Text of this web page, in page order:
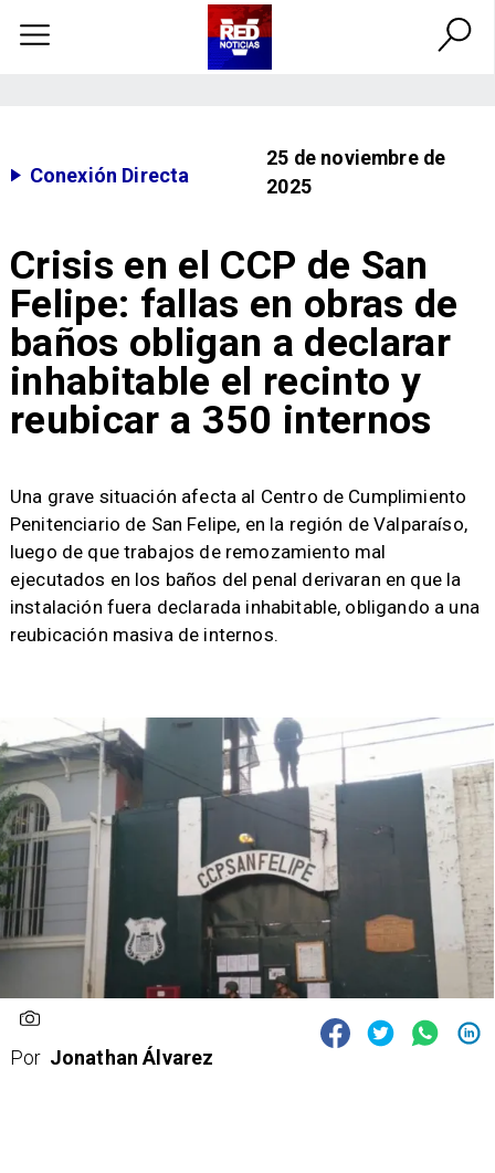
Conexión Directa
25 de noviembre de
2025
Crisis en el CCP de San
Felipe: fallas en obras de
baños obligan a declarar
inhabitable el recinto y
reubicar a 350 internos
​Una grave situación afecta al Centro de Cumplimiento
Penitenciario de San Felipe, en la región de Valparaíso,
luego de que trabajos de remozamiento mal
ejecutados en los baños del penal derivaran en que la
instalación fuera declarada inhabitable, obligando a una
reubicación masiva de internos.
Por Jonathan Álvarez